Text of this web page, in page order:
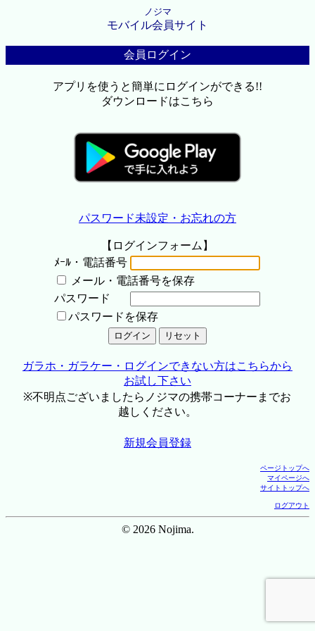
ノジマ
モバイル会員サイト
会員ログイン
アプリを使うと簡単にログインができる!!
ダウンロードはこちら
パスワード未設定・お忘れの方
【ログインフォーム】
ﾒｰﾙ・電話番号
メール・電話番号を保存
パスワード
パスワードを保存
ガラホ・ガラケー・ログインできない方はこちらから
お試し下さい
※不明点ございましたらノジマの携帯コーナーまでお
越しください。
新規会員登録
ページトップへ
マイページへ
サイトトップへ
ログアウト
© 2026 Nojima.